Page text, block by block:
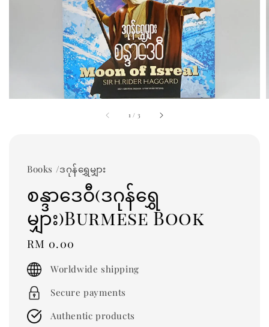
1 / 3
Books /ဒဂုန်ရွှေမျှား
စန္ဒာဒေဝီ(ဒဂုန်ရွှေ
မျှား)Burmese Book
Regular
price
RM 0.00
Worldwide shipping
Secure payments
Authentic products